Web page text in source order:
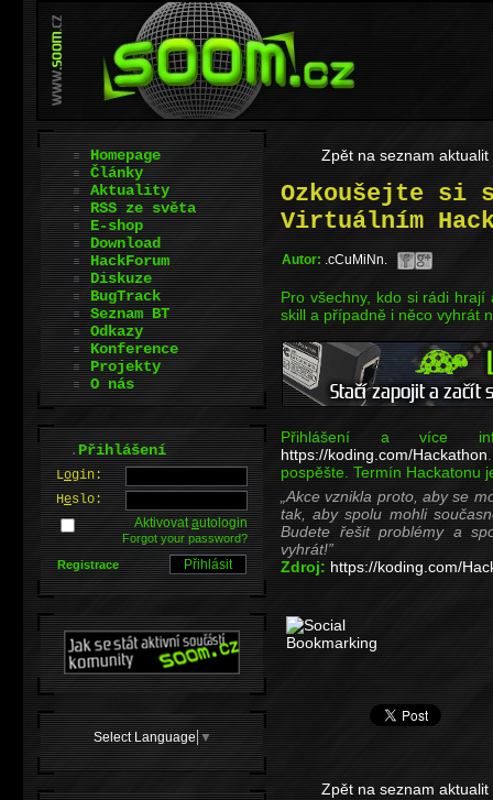
Zpět na seznam aktualit
Ozkoušejte
Virtuálním
Autor: .cCuMiNn.
Pro všechny, kdo si rádi
skill a případně i něco vyhrát
Přihlášení a více
https://koding.com/Hackathon
pospěšte. Termín Hackatonu
Akce vznikla proto, aby se
tak, aby spolu mohli
Budete řešit problémy a
vyhrát!
Zdroj: https://koding.com/
Zpět na seznam aktualit
Homepage
Články
Aktuality
RSS ze světa
E-shop
Download
HackForum
Diskuze
BugTrack
Seznam BT
Odkazy
Konference
Projekty
O nás
.Přihlášení
Login:
Heslo:
Aktivovatautologin
Forgot your password?
Registrace
Select Language ▼